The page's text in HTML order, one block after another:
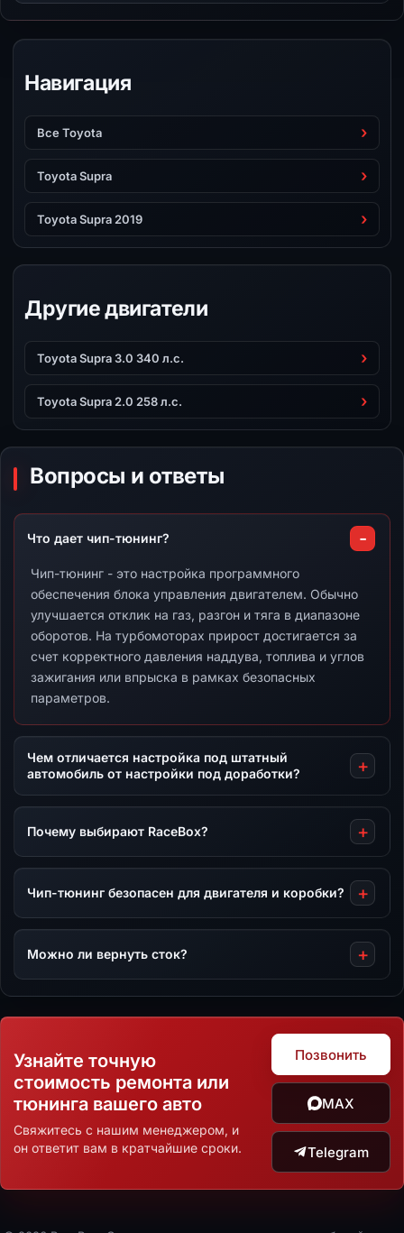
Навигация
Все Toyota
Toyota Supra
Toyota Supra 2019
Другие двигатели
Toyota Supra 3.0 340 л.с.
Toyota Supra 2.0 258 л.с.
Вопросы и ответы
Что дает чип-тюнинг?
Чип-тюнинг - это настройка программного
обеспечения блока управления двигателем. Обычно
улучшается отклик на газ, разгон и тяга в диапазоне
оборотов. На турбомоторах прирост достигается за
счет корректного давления наддува, топлива и углов
зажигания или впрыска в рамках безопасных
параметров.
Чем отличается настройка под штатный
автомобиль от настройки под доработки?
Почему выбирают RaceBox?
Чип-тюнинг безопасен для двигателя и коробки?
Можно ли вернуть сток?
Узнайте точную
стоимость ремонта или
тюнинга вашего авто
Свяжитесь с нашим менеджером, и
он ответит вам в кратчайшие сроки.
Позвонить
MAX
Telegram